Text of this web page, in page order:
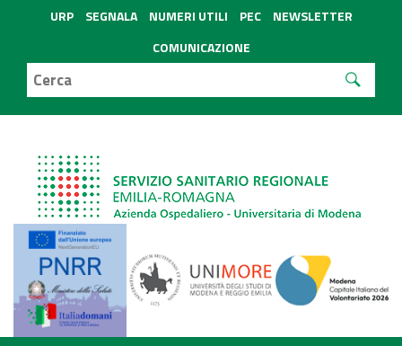
URP SEGNALA NUMERI UTILI PEC
NEWSLETTER
COMUNICAZIONE